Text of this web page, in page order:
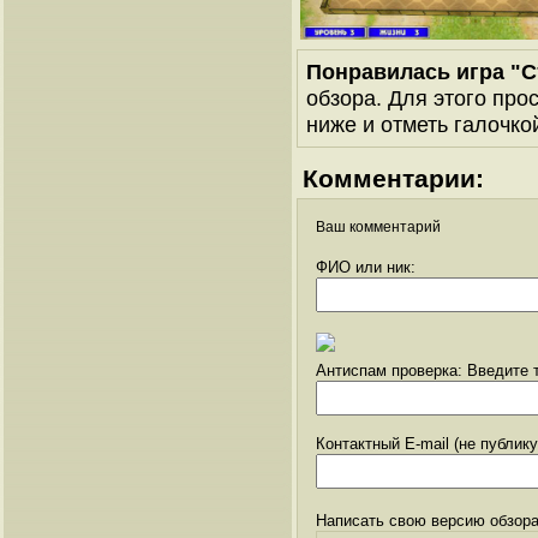
Понравилась игра
обзора. Для этого
ниже и отметь
Комментарии:
Ваш комментарий
ФИО или ник:
Антиспам проверка: Введите
Контактный E-mail (не
Написать свою версию